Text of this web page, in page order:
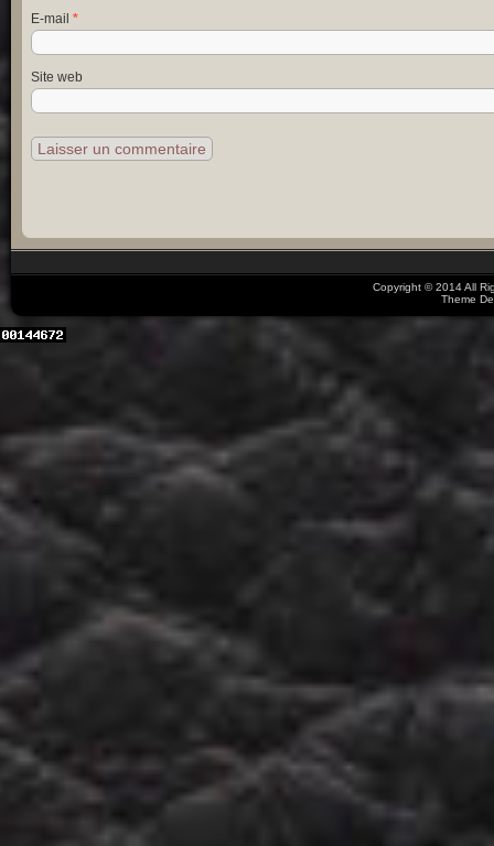
E-mail *
Site web
Copyright © 2014 All
Theme